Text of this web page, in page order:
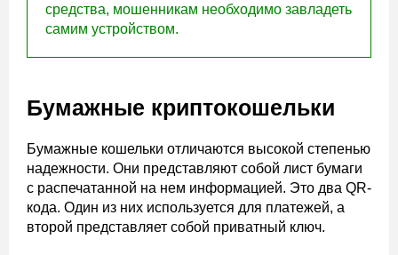
средства, мошенникам необходимо завладеть
самим устройством.
Бумажные криптокошельки
Бумажные кошельки отличаются высокой степенью
надежности. Они представляют собой лист бумаги
с распечатанной на нем информацией. Это два QR-
кода. Один из них используется для платежей, а
второй представляет собой приватный ключ.